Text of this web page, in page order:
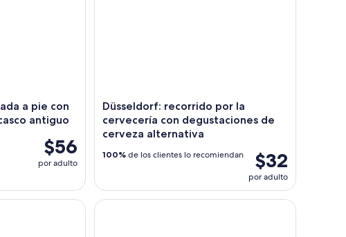
a pie con
antiguo
$56
por adulto
Düsseldorf: recorrido por la
cervecería con degustaciones de
cerveza alternativa
$32
por adulto
100% de los clientes lo recomiendan
por los lagos, el bosque y el castillo de Krickenbecker
Sushi, sake y estilo de vida japonés